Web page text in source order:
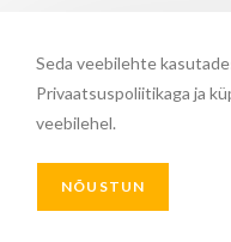
© Kõik
Seda veebilehte
Privaatsuspoliitikaga ja
veebilehel.
NÕUSTUN